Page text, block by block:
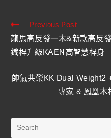
Previous Post
龍馬高反發一木&新款高反
鐵桿升級KAEN高智慧桿身
帥氣共榮KK Dual Weight2
專家 & 鳳凰木